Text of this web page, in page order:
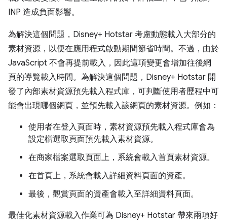
INP 造成負面影響。
為解決這個問題，Disney+ Hotstar 考慮動態載入大部分的
素材資源，以便在應用程式啟動期間節省時間。不過，由於
JavaScript 不會再提前載入，因此這項變更會增加往後網
頁的導覽載入時間。為解決這個問題，Disney+ Hotstar 開
發了內部素材資源預先載入程式庫，可判斷使用者歷程中可
能會出現哪個網頁，並預先載入該網頁的素材資源。例如：
使用者在登入頁面時，素材資源預先載入程式庫會為
設定檔選取頁面預先載入素材資源。
在商家檔案選取頁面上，系統會載入首頁素材資源。
在首頁上，系統會載入詳細資料頁面的資產。
最後，觀賞頁面的資產會載入至詳細資料頁面。
最佳化素材資源載入作業可為 Disney+ Hotstar 帶來兩項好